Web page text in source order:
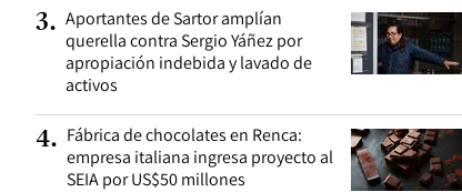
3. Aportantes de Sartor amplían
querella contra Sergio Yáñez por
apropiación indebida y lavado de
activos
4. Fábrica de chocolates en Renca:
empresa italiana ingresa proyecto al
SEIA por US$50 millones